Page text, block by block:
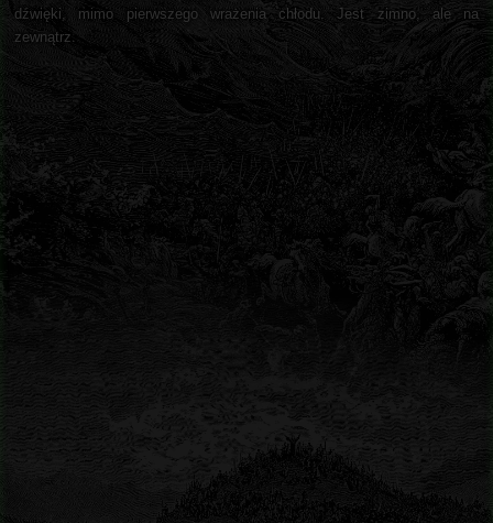
dźwięki, mimo pierwszego wrażenia chłodu. Jest zimno, ale na
zewnątrz.